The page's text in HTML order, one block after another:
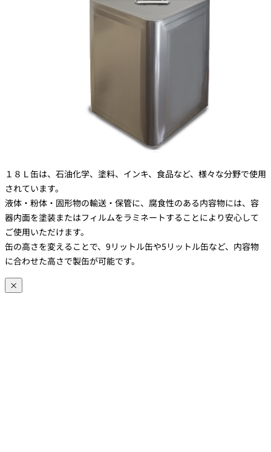
１８Ｌ缶は、石油化学、塗料、インキ、食品など、様々な分野で使用
されています。
液体・粉体・固形物の輸送・保管に、腐食性のある内容物には、容
器内面を塗装またはフィルムをラミネートすることにより安心して
ご使用いただけます。
缶の高さを変えることで、9リットル缶や5リットル缶など、内容物
に合わせた高さで製缶が可能です。
×